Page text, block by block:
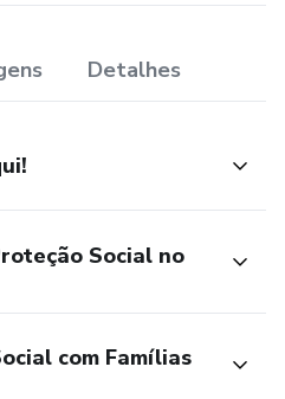
Detalhes
Social no
com Famílias